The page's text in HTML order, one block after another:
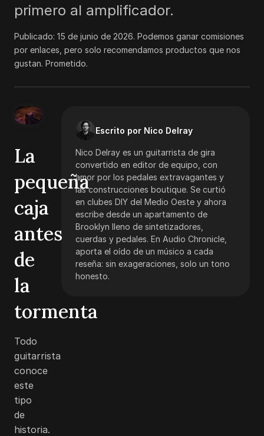
primero al amplificador.
Publicado: 15 de junio de 2026. Podemos ganar comisiones
por enlaces, pero solo recomendamos productos que nos
gustan. Prometido.
Escrito por Nico Delray
Nico Delray es un guitarrista de gira
convertido en editor de equipo, con
amor por los pedales extravagantes y
las construcciones boutique. Se curtió
en clubes DIY del Medio Oeste y ahora
escribe desde un apartamento de
Brooklyn lleno de sintetizadores,
cuerdas y pedales. En Audio Chronicle,
aporta el oído de un músico a cada
reseña: sin exageraciones, solo un tono
honesto.
La
pequeña
caja
antes
de
la
tormenta
Todo
guitarrista
conoce
este
tipo
de
historia.